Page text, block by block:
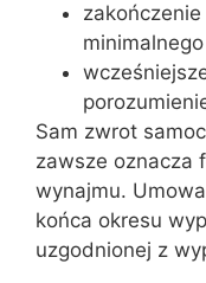
Sam zwrot
zawsze oznacza
wynajmu.
końca okresu
uzgodnionej z